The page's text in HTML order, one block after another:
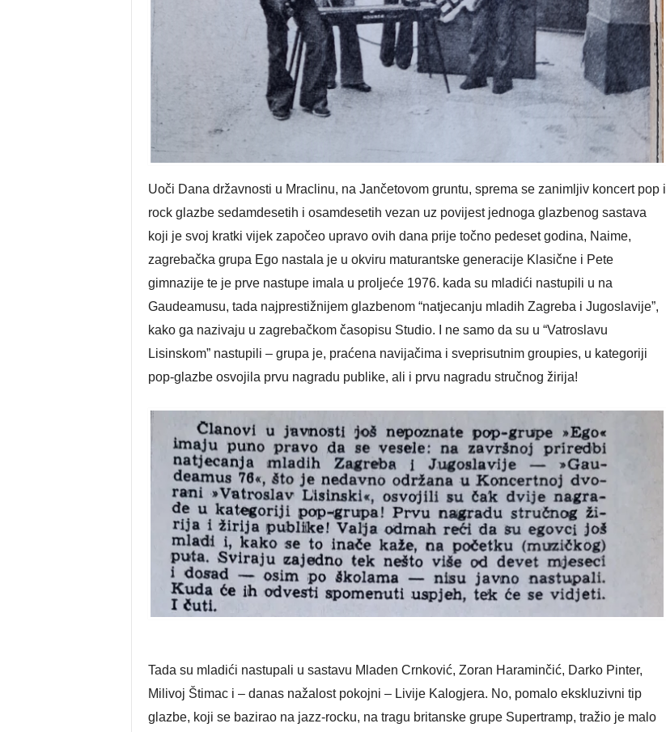
Uoči Dana državnosti u Mraclinu, na Jančetovom gruntu, sprema se zanimljiv koncert pop i
rock glazbe sedamdesetih i osamdesetih vezan uz povijest jednoga glazbenog sastava
koji je svoj kratki vijek započeo upravo ovih dana prije točno pedeset godina, Naime,
zagrebačka grupa Ego nastala je u okviru maturantske generacije Klasične i Pete
gimnazije te je prve nastupe imala u proljeće 1976. kada su mladići nastupili u na
Gaudeamusu, tada najprestižnijem glazbenom “natjecanju mladih Zagreba i Jugoslavije”,
kako ga nazivaju u zagrebačkom časopisu Studio. I ne samo da su u “Vatroslavu
Lisinskom” nastupili – grupa je, praćena navijačima i sveprisutnim groupies, u kategoriji
pop-glazbe osvojila prvu nagradu publike, ali i prvu nagradu stručnog žirija!
Tada su mladići nastupali u sastavu Mladen Crnković, Zoran Haraminčić, Darko Pinter,
Milivoj Štimac i – danas nažalost pokojni – Livije Kalogjera. No, pomalo ekskluzivni tip
glazbe, koji se bazirao na jazz-rocku, na tragu britanske grupe Supertramp, tražio je malo